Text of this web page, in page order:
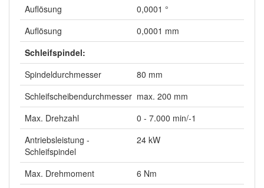
Auflösung
0,0001 °
Auflösung
0,0001 mm
Schleifspindel:
Spindeldurchmesser
80 mm
Schleifscheibendurchmesser max. 200 mm
Max. Drehzahl
0 - 7.000 min/-1
Antriebsleistung -
Schleifspindel
24 kW
Max. Drehmoment
6 Nm